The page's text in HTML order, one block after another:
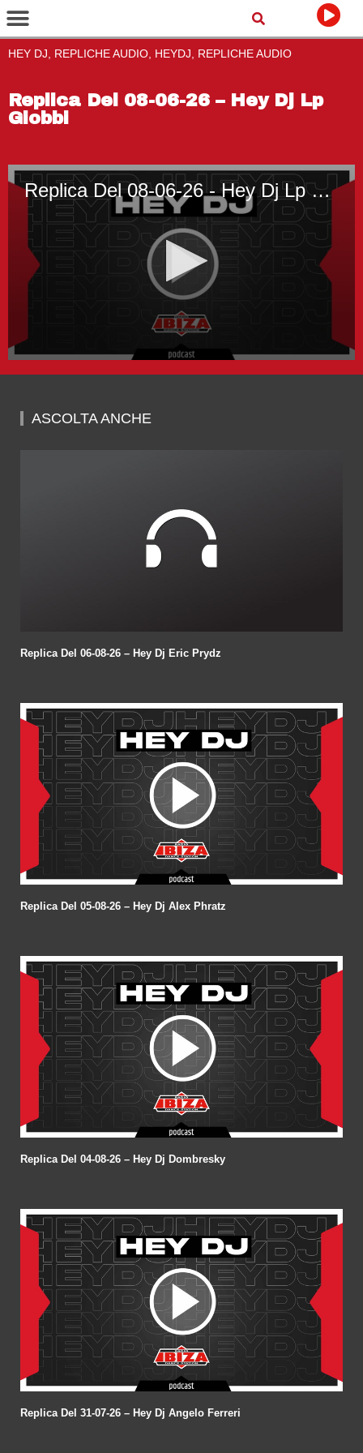
HEY DJ, REPLICHE AUDIO, HEYDJ, REPLICHE AUDIO
Replica Del 08-06-26 – Hey Dj Lp
Giobbi
Replica Del 08-06-26 - Hey Dj Lp Giobbi
seconds
minutes,
14
ASCOLTA ANCHE
Replica Del 06-08-26 – Hey Dj Eric Prydz
Replica Del 05-08-26 – Hey Dj Alex Phratz
Replica Del 04-08-26 – Hey Dj Dombresky
Replica Del 31-07-26 – Hey Dj Angelo Ferreri